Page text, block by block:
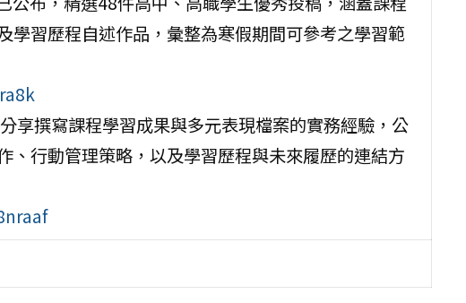
學習歷程自述作品，彙整為寒假期間可參考之學習範
享撰寫課程學習成果與多元表現檔案的實務經驗，公
、行動管理策略，以及學習歷程與未來履歷的連結方